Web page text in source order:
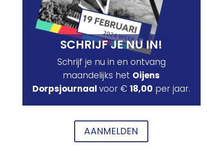
SCHRIJF JE NU IN!
Schrijf je nu in en ontvang
maandelijks het Oijens
Dorpsjournaalvoor €18,00 per jaar.
AANMELDEN